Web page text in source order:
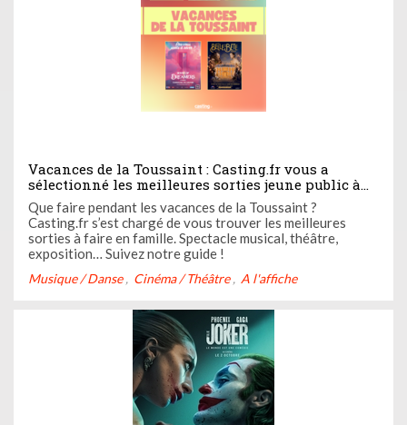
Vacances de la Toussaint : Casting.fr vous a
sélectionné les meilleures sorties jeune public à
faire en famille !
Que faire pendant les vacances de la Toussaint ?
Casting.fr s’est chargé de vous trouver les meilleures
sorties à faire en famille. Spectacle musical, théâtre,
exposition… Suivez notre guide !
Musique / Danse Cinéma / Théâtre A l'affiche